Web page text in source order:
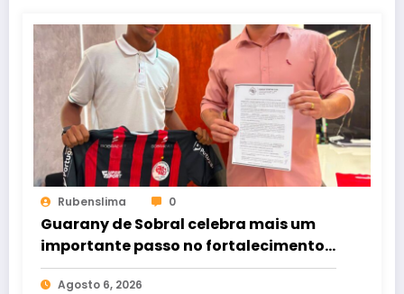
Rubenslima 0
Guarany de Sobral celebra mais um
importante passo no fortalecimento
de suas categorias de base
Agosto 6, 2026